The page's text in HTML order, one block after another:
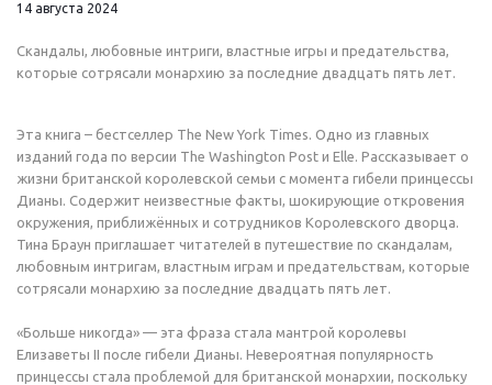
14 августа 2024
Скандалы, любовные интриги, властные игры и предательства,
которые сотрясали монархию за последние двадцать пять лет.
Эта книга – бестселлер The New York Times. Одно из главных
изданий года по версии The Washington Post и Elle. Рассказывает о
жизни британской королевской семьи с момента гибели принцессы
Дианы. Содержит неизвестные факты, шокирующие откровения
окружения, приближённых и сотрудников Королевского дворца.
Тина Браун приглашает читателей в путешествие по скандалам,
любовным интригам, властным играм и предательствам, которые
сотрясали монархию за последние двадцать пять лет.
«Больше никогда» — эта фраза стала мантрой королевы
Елизаветы II после гибели Дианы. Невероятная популярность
принцессы стала проблемой для британской монархии, поскольку